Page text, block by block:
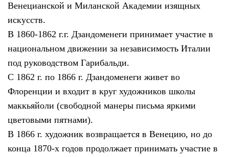
Венецианской и Миланской Академии изящных
искусств.
В 1860-1862 г.г. Дзандоменеги принимает участие в
национальном движении за независимость Италии
под руководством Гарибальди.
С 1862 г. по 1866 г. Дзандоменеги живет во
Флоренции и входит в круг художников школы
маккьяйоли (свободной манеры письма яркими
цветовыми пятнами).
В 1866 г. художник возвращается в Венецию, но до
конца 1870-х годов продолжает принимать участие в